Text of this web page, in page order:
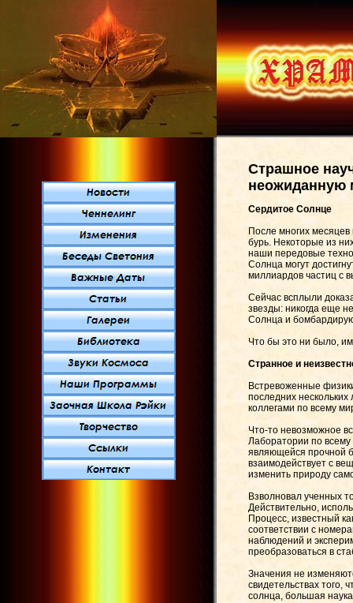
Страшное
неожиданную
Сердитое Солнце
После многих
бурь. Некоторые из
наши передовые
Солнца могут
миллиардов частиц с
Сейчас всплыли
звезды: никогда еще
Солнца и
Что бы это ни было,
Странное и
Встревоженные
последних
коллегами по всему
Что-то невозможное
Лаборатории по всему
являющейся прочной
взаимодействует с
изменить природу
Взволновал ученных
Действительно,
Процесс, известный
соответствии с
наблюдений и
преобразоваться в
Значения не
свидетельствах того,
солнца, большая